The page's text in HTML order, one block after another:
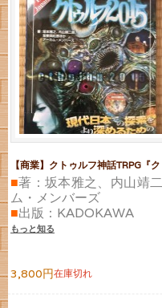
【商業】クトゥルフ神話TRPG『
■著：坂本雅之、内山靖
ム・メンバーズ
■出版：KADOKAWA
もっと知る
3,800円在庫切れ